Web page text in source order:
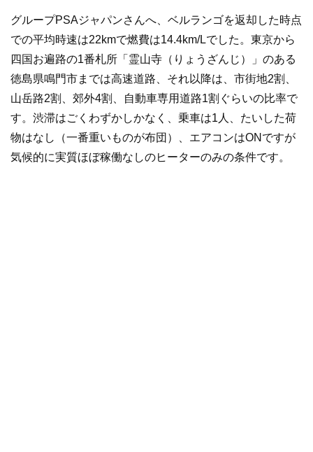
グループPSAジャパンさんへ、ベルランゴを返却した時点
での平均時速は22kmで燃費は14.4km/Lでした。東京から
四国お遍路の1番札所「霊山寺（りょうざんじ）」のある
徳島県鳴門市までは高速道路、それ以降は、市街地2割、
山岳路2割、郊外4割、自動車専用道路1割ぐらいの比率で
す。渋滞はごくわずかしかなく、乗車は1人、たいした荷
物はなし（一番重いものが布団）、エアコンはONですが
気候的に実質ほぼ稼働なしのヒーターのみの条件です。